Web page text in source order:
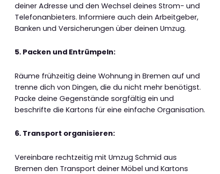
deiner Adresse und den Wechsel deines Strom- und
Telefonanbieters. Informiere auch dein Arbeitgeber,
Banken und Versicherungen über deinen Umzug.
5. Packen und Entrümpeln:
Räume frühzeitig deine Wohnung in Bremen auf und
trenne dich von Dingen, die du nicht mehr benötigst.
Packe deine Gegenstände sorgfältig ein und
beschrifte die Kartons für eine einfache Organisation.
6. Transport organisieren:
Vereinbare rechtzeitig mit Umzug Schmid aus
Bremen den Transport deiner Möbel und Kartons